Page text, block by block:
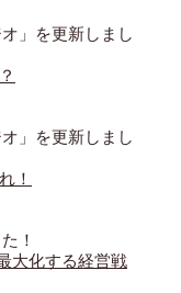
」を更新しまし
」を更新しまし
！
！
大化する経営戦